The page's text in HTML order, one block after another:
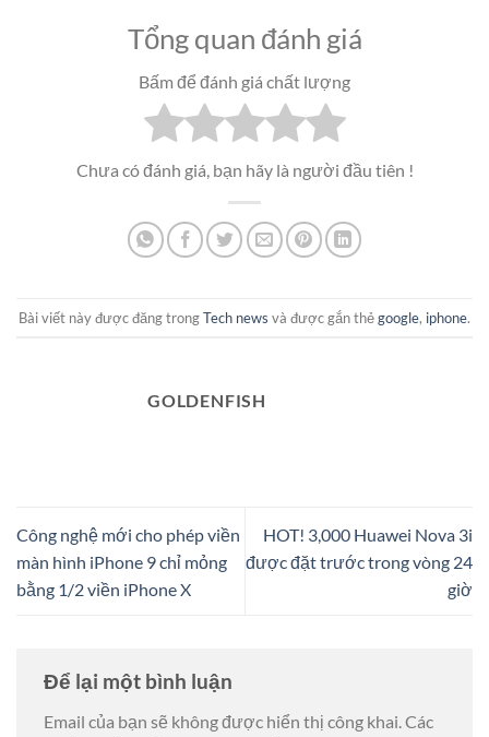
Tổng quan đánh giá
Bấm để đánh giá chất lượng
Chưa có đánh giá, bạn hãy là người đầu tiên !
Bài viết này được đăng trongTech news và được gắn thẻgoogle, iphone.
GOLDENFISH
Công nghệ mới cho phép viền
màn hình iPhone 9 chỉ mỏng
bằng 1/2 viền iPhone X
HOT! 3,000 Huawei Nova 3i
được đặt trước trong vòng 24
giờ
Để lại một bình luận
Email của bạn sẽ không được hiển thị công khai.Các